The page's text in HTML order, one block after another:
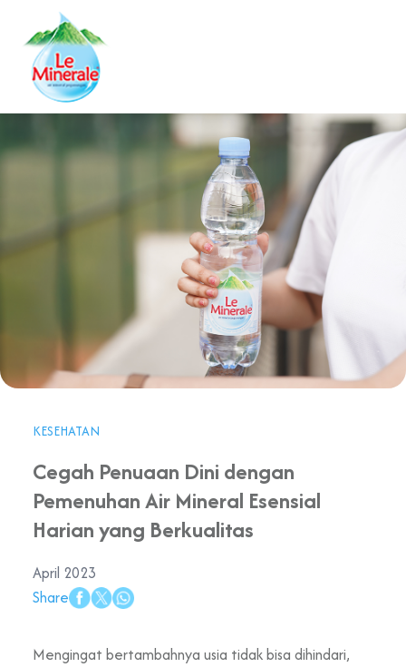
KESEHATAN
Cegah Penuaan Dini dengan
Pemenuhan Air Mineral Esensial
Harian yang Berkualitas
April 2023
Share
Mengingat bertambahnya usia tidak bisa dihindari,